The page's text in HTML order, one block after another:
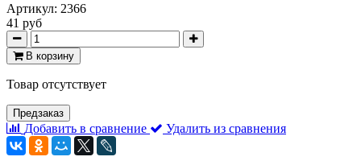
Артикул: 2366
41 руб
В корзину
Товар отсутствует
Предзаказ
Добавить в сравнение Удалить из сравнения